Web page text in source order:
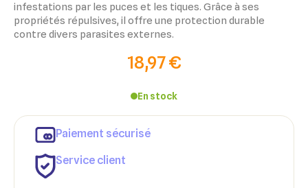
infestations par les puces et les tiques. Grâce à ses
propriétés répulsives, il offre une protection durable
contre divers parasites externes.
18,97 €
En stock
Paiement sécurisé
Service client
Ajouter à ma liste d'envies
Créer une liste d'envies
Connexion
Vous devez être connecté pour ajouter des produits à votre